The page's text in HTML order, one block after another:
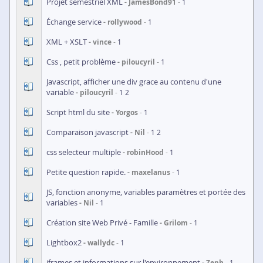
JamesBond91
Échange service rollywood 1
XML + XSLT vince 1
Css , petit problème piloucyril 1
Javascript, afficher une div grace au contenu d'une
variable
piloucyril 1 2
Script html du site Yorgos 1
Comparaison javascript Nil 1 2
css selecteur multiple robinHood 1
Petite question rapide. maxelanus 1
JS, fonction anonyme, variables paramètres et portée des
variables
Nil 1
Création site Web Privé - Famille Grilom 1
Lightbox2 wallydc 1